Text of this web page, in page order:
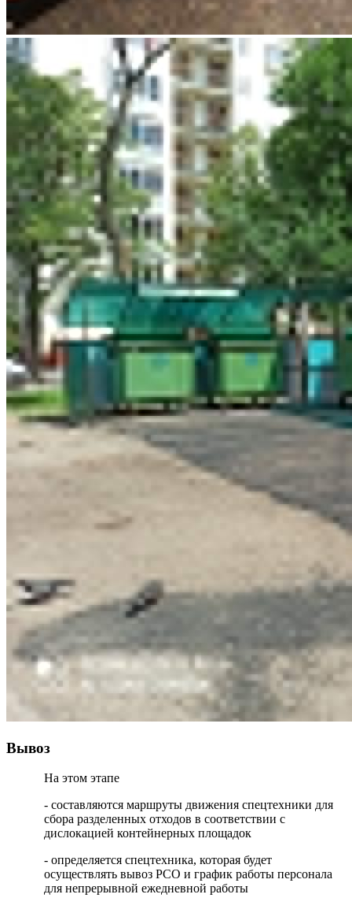
Вывоз
На этом этапе
- составляются маршруты движения спецтехники для
сбора разделенных отходов в соответствии с
дислокацией контейнерных площадок
- определяется спецтехника, которая будет
осуществлять вывоз РСО и график работы персонала
для непрерывной ежедневной работы